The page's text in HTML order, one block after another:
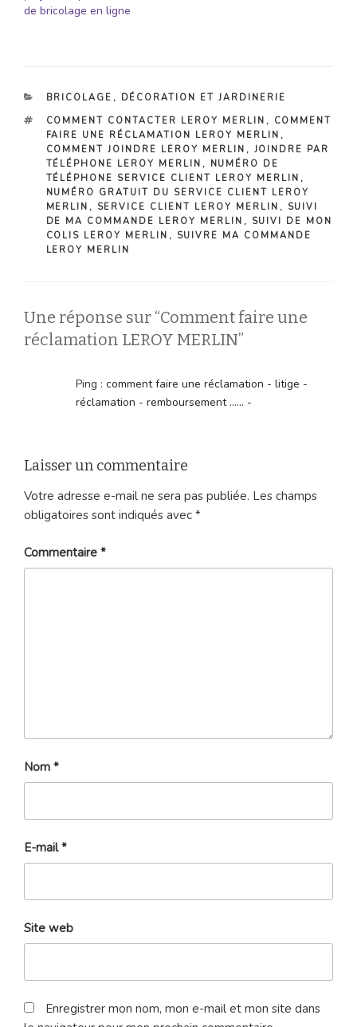
de bricolage en ligne
CATÉGORIES
BRICOLAGE , DÉCORATION ET JARDINERIE
ÉTIQUETTES
COMMENT CONTACTER LEROY MERLIN , COMMENT
FAIRE UNE RÉCLAMATION LEROY MERLIN ,
COMMENT JOINDRE LEROY MERLIN , JOINDRE PAR
TÉLÉPHONE LEROY MERLIN , NUMÉRO DE
TÉLÉPHONE SERVICE CLIENT LEROY MERLIN ,
NUMÉRO GRATUIT DU SERVICE CLIENT LEROY
MERLIN , SERVICE CLIENT LEROY MERLIN , SUIVI
DE MA COMMANDE LEROY MERLIN , SUIVI DE MON
COLIS LEROY MERLIN , SUIVRE MA COMMANDE
LEROY MERLIN
Une réponse sur “Comment faire une
réclamation LEROY MERLIN”
Ping : comment faire une réclamation - litige -
réclamation - remboursement ...... -
Laisser un commentaire
Votre adresse e-mail ne sera pas publiée. Les champs
obligatoires sont indiqués avec *
Commentaire *
Nom *
E-mail*
Site web
Enregistrer mon nom, mon e-mail et mon site dans